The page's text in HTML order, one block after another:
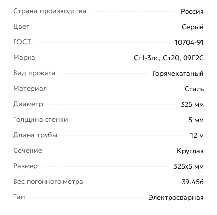
Труба электросварная 325х5 мм неизменно
круглого сечения, полые внутри, являются как
отличным приспособлением для
транспортировки различных сред, так и
износостойким строительным материалом,
Помимо универсальности применения, данный
Страна производства
Россия
Цвет
Серый
ГОСТ
10704-91
Марка
Ст1-3пс, Ст20, 09Г2С
Вид проката
Горячекатаный
Материал
Сталь
Диаметр
325 мм
Толщина стенки
5 мм
Длина трубы
12 м
Сечение
Круглая
Размер
325х5 мм
Вес погонного метра
39.456
Тип
Электросварная